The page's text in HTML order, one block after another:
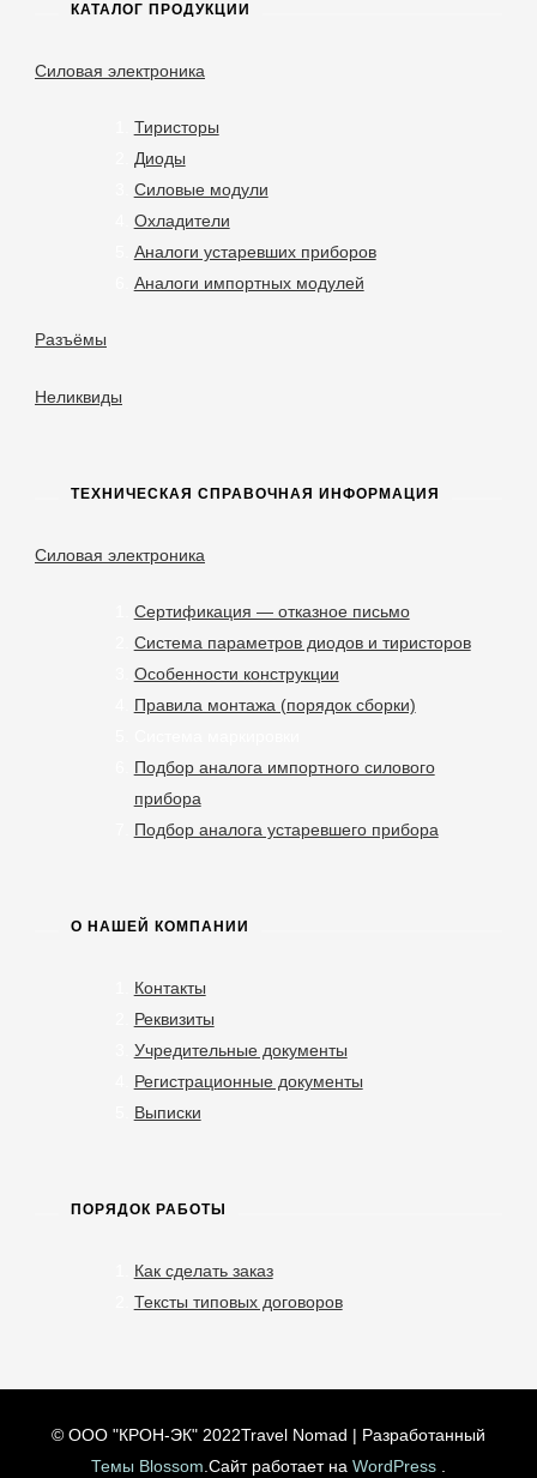
КАТАЛОГ ПРОДУКЦИИ
Силовая электроника
Тиристоры
Диоды
Силовые модули
Охладители
Аналоги устаревших приборов
Аналоги импортных модулей
Разъёмы
Неликвиды
ТЕХНИЧЕСКАЯ СПРАВОЧНАЯ ИНФОРМАЦИЯ
Силовая электроника
Сертификация — отказное письмо
Система параметров диодов и тиристоров
Особенности конструкции
Правила монтажа (порядок сборки)
Подбор аналога импортного силового
прибора
Подбор аналога устаревшего прибора
О НАШЕЙ КОМПАНИИ
Контакты
Реквизиты
Учредительные документы
Регистрационные документы
Выписки
ПОРЯДОК РАБОТЫ
Как сделать заказ
Тексты типовых договоров
© ООО "КРОН-ЭК" 2022Travel Nomad | Разработанный
Темы Blossom .Сайт работает на WordPress